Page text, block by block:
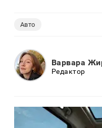
Авто
Варвара
Редактор